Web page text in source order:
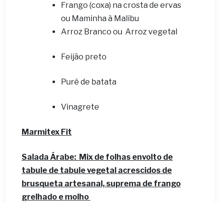
Frango (coxa) na crosta de ervas
ou Maminha à Malibu
Arroz Branco ou Arroz vegetal
Feijão preto
Purê de batata
Vinagrete
Marmitex Fit
Salada Árabe: Mix de folhas envolto de
tabule de tabule vegetal acrescidos de
brusqueta artesanal, suprema de frango
grelhado e molho